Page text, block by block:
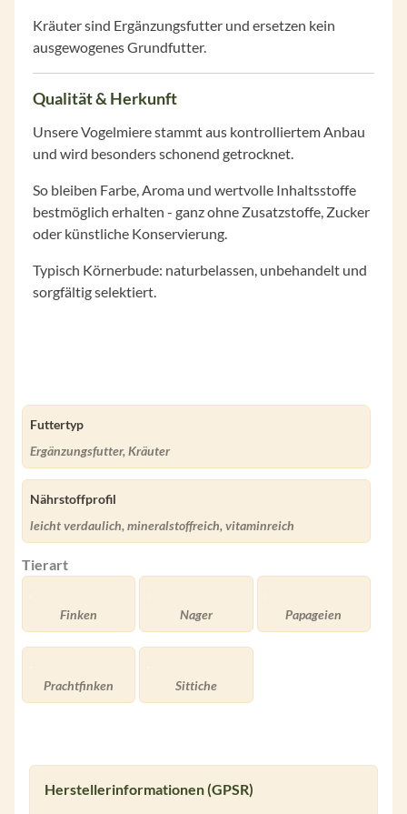
Kräuter sind Ergänzungsfutter und ersetzen kein
ausgewogenes Grundfutter.
Qualität & Herkunft
Unsere Vogelmiere stammt aus kontrolliertem Anbau
und wird besonders schonend getrocknet.
So bleiben Farbe, Aroma und wertvolle Inhaltsstoffe
bestmöglich erhalten - ganz ohne Zusatzstoffe, Zucker
oder künstliche Konservierung.
Typisch Körnerbude: naturbelassen, unbehandelt und
sorgfältig selektiert.
Futtertyp
Ergänzungsfutter, Kräuter
Nährstoffprofil
leicht verdaulich, mineralstoffreich, vitaminreich
Tierart
Finken Nager Papageien
Prachtfinken Sittiche
Herstellerinformationen (GPSR)